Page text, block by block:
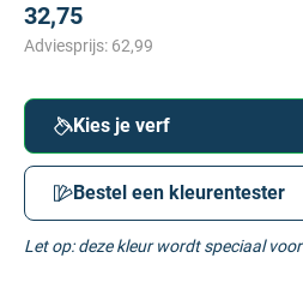
32,75
Adviesprijs: 62,99
Kies je verf
Bestel een kleurentester
Let op: deze kleur wordt speciaal